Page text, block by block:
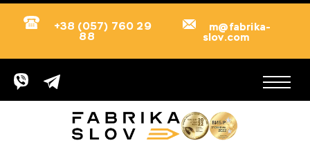
+38 (057) 760 29
88
m@fabrika-
slov.com